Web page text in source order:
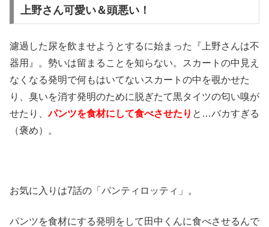
上野さん可愛い＆頭悪い！
濾過した尿を飲ませようとするに始まった『上野さんは不
器用』。勢いは留まることを知らない。スカートの中見え
なくなる発明で何もはいてないスカートの中を覗かせた
り、臭いを消す発明のために脱ぎたて黒タイツの匂い嗅が
せたり、パンツを食材にして食べさせたり と…バカすぎる
（褒め）。
お気に入りは7話の「パンティロッティ」。
パンツを食材にする発明をして田中くんに食べさせるんで